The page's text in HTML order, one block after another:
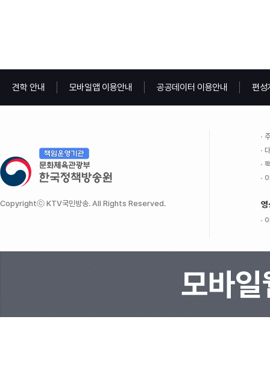
견학 안내 모바일앱 이용안내 공공데이터 이용안내 편성
Copyrightⓒ KTV국민방송. All Rights Reserved. 영
모바